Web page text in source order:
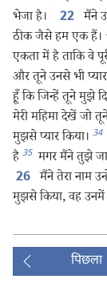
भेजा है।
22 मैंने
ठीक जैसे हम एक हैं।
एकता में है ताकि वे
और तूने उनसे भी
हूँ कि जिन्हें तूने मुझे
मेरी महिमा देखें जो
मुझसे प्यार किया। 34
है 35 मगर मैंने तुझे
26 मैंने तेरा नाम
मुझसे किया, वह
पिछला